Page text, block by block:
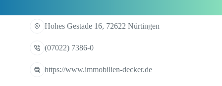
Hohes Gestade 16, 72622 Nürtingen
(07022) 7386-0
https://www.immobilien-decker.de